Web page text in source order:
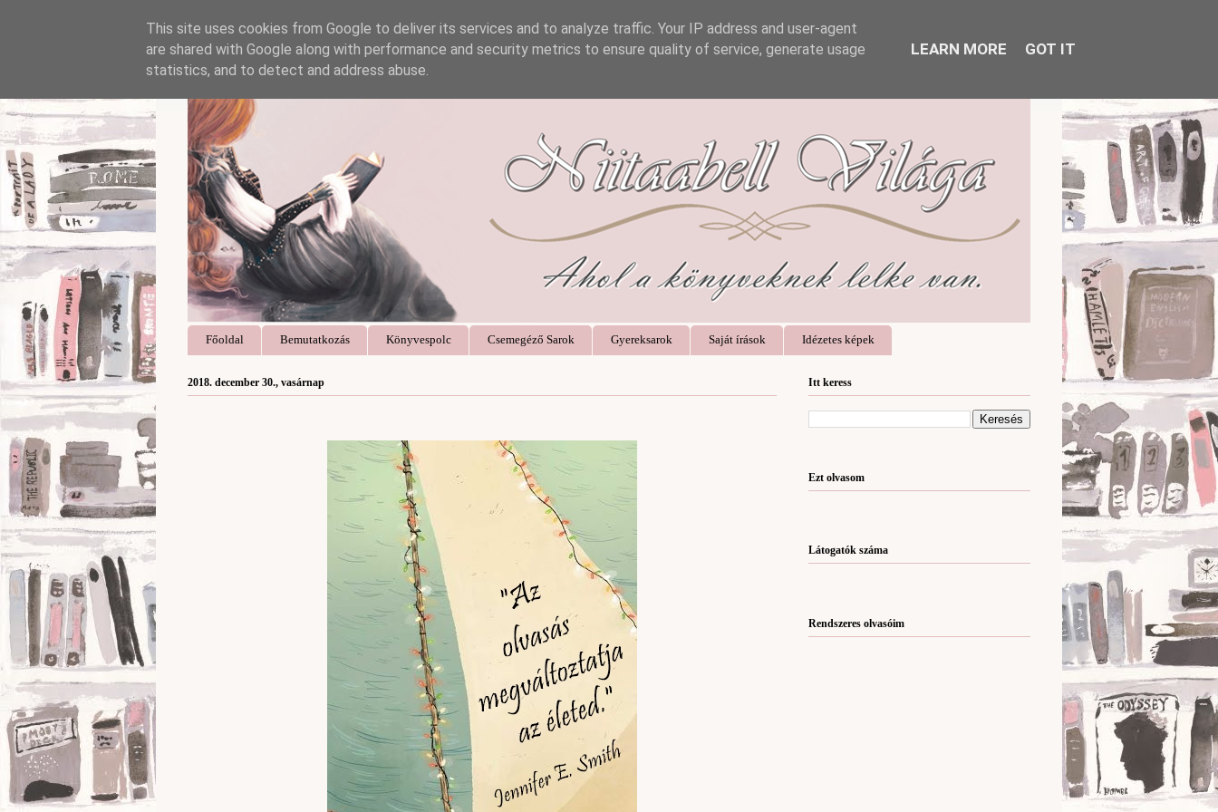
Főoldal Bemutatkozás Könyvespolc Csemegéző Sarok Gyereksarok Saját írások Idézetes képek
2018. december 30., vasárnap Itt keress
Ezt olvasom
Látogatók száma
Rendszeres olvasóim
This site uses cookies from Google to deliver its services and to analyze traffic. Your IP address and user-agent
are shared with Google along with performance and security metrics to ensure quality of service, generate usage
statistics, and to detect and address abuse.
LEARN MORE GOT IT